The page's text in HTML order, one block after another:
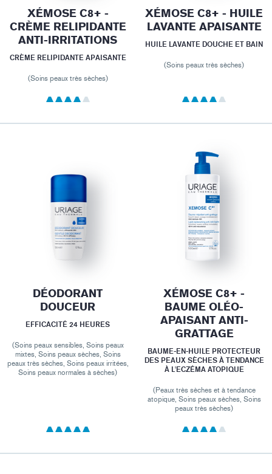
XÉMOSE C8+ -
CRÈME RELIPIDANTE
ANTI-IRRITATIONS
CRÈME RELIPIDANTE APAISANTE
(Soins peaux très sèches)
XÉMOSE C8+ - HUILE
LAVANTE APAISANTE
HUILE LAVANTE DOUCHE ET BAIN
(Soins peaux très sèches)
DÉODORANT
DOUCEUR
EFFICACITÉ 24 HEURES
(Soins peaux sensibles, Soins peaux
mixtes, Soins peaux sèches, Soins
peaux très sèches, Soins peaux irritées,
Soins peaux normales à sèches)
XÉMOSE C8+ -
BAUME OLÉO-
APAISANT ANTI-
GRATTAGE
BAUME-EN-HUILE PROTECTEUR
DES PEAUX SÈCHES À TENDANCE
À L'ECZÉMA ATOPIQUE
(Peaux très sèches et à tendance
atopique, Soins peaux sèches, Soins
peaux très sèches)